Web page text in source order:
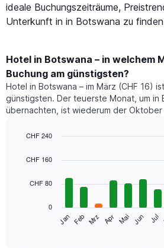
ideale Buchungszeiträume,
Unterkunft in in Botswana zu
Hotel in Botswana – in welchem
Buchung am günstigsten?
Hotel in Botswana – im März (CHF 16)
günstigsten. Der teuerste Monat, um in
übernachten, ist wiederum der Oktober
chart
bars.
graphic.
Jan Feb Mrz Apr Mai Jun Jul
0
CHF 80
CHF 160
CHF 240